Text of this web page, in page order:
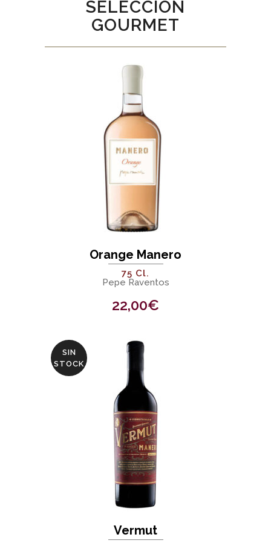
SELECCIÓN
GOURMET
Orange Manero
75 Cl.
Pepe Raventos
22,00€
SIN
STOCK
Vermut